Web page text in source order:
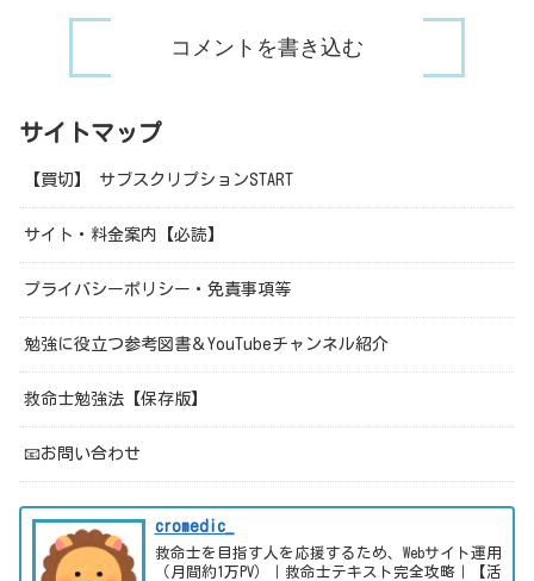
コメントを書き込む
サイトマップ
【買切】 サブスクリプションSTART
サイト・料金案内【必読】
プライバシーポリシー・免責事項等
勉強に役立つ参考図書＆YouTubeチャンネル紹介
救命士勉強法【保存版】
📧お問い合わせ
cromedic_
救命士を目指す人を応援するため、Webサイト運用
（月間約1万PV）｜救命士テキスト完全攻略｜【活